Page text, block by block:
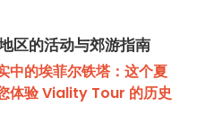
区的活动与郊游指南
中的埃菲尔铁塔：这个夏
体验 Viality Tour 的历史